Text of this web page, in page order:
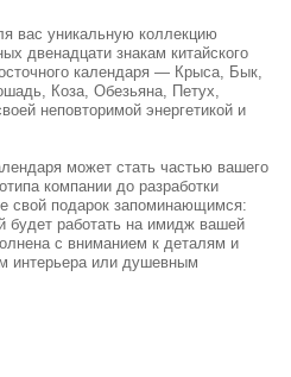
вас уникальную коллекцию
двенадцати знакам китайского
календаря — Крыса, Бык,
Коза, Обезьяна, Петух,
неповторимой энергетикой и
может стать частью вашего
компании до разработки
свой подарок запоминающимся:
будет работать на имидж вашей
с вниманием к деталям и
интерьера или душевным